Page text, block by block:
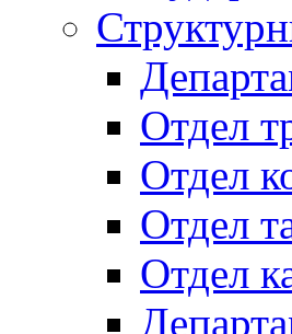
Отдел
Отдел
Отдел
Отдел